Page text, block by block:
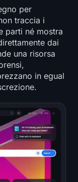
Accedi
per
traccia i
parti né mostra
dai
una risorsa
in egual